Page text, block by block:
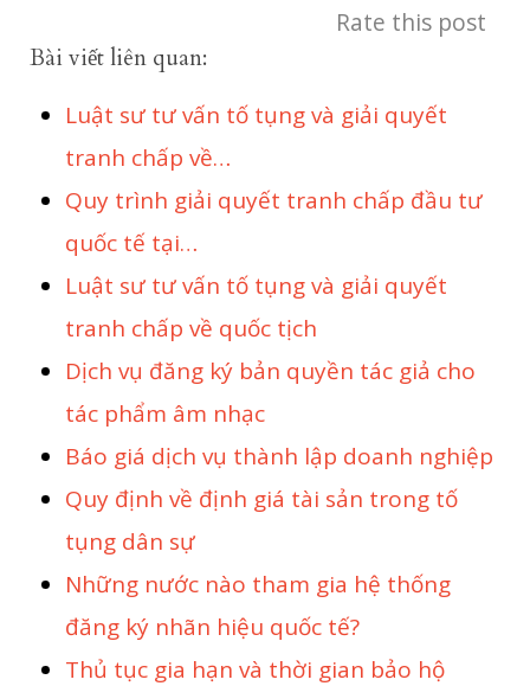
Rate this post
Bài viết liên quan:
Luật sư tư vấn tố tụng và giải quyết
tranh chấp về…
Quy trình giải quyết tranh chấp đầu tư
quốc tế tại…
Luật sư tư vấn tố tụng và giải quyết
tranh chấp về quốc tịch
Dịch vụ đăng ký bản quyền tác giả cho
tác phẩm âm nhạc
Báo giá dịch vụ thành lập doanh nghiệp
Quy định về định giá tài sản trong tố
tụng dân sự
Những nước nào tham gia hệ thống
đăng ký nhãn hiệu quốc tế?
Thủ tục gia hạn và thời gian bảo hộ